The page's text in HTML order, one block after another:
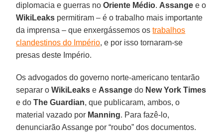
diplomacia e guerras noOriente Médio. Assange e o
WikiLeaks permitiram – é o trabalho mais importante
da imprensa – que enxergássemos ostrabalhos
clandestinos do Império, e por isso tornaram-se
presas deste Império.
Os advogados do governo norte-americano tentarão
separar oWikiLeaks e Assange do New York Times
e doThe Guardian, que publicaram, ambos, o
material vazado por Manning. Para fazê-lo,
denunciarão Assange por “roubo” dos documentos.